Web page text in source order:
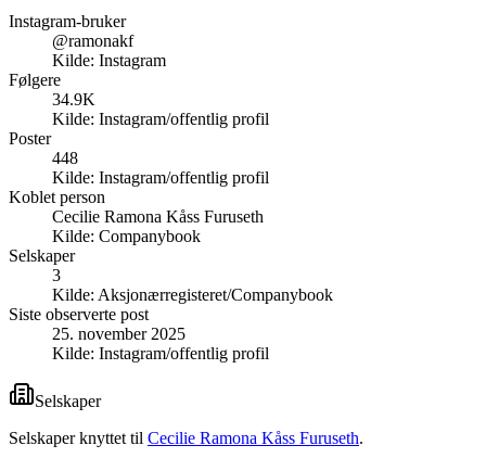
Instagram-bruker
@ramonakf
Kilde: Instagram
Følgere
34.9K
Kilde: Instagram/offentlig profil
Poster
448
Kilde: Instagram/offentlig profil
Koblet person
Cecilie Ramona Kåss Furuseth
Kilde: Companybook
Selskaper
3
Kilde: Aksjonærregisteret/Companybook
Siste observerte post
25. november 2025
Kilde: Instagram/offentlig profil
Selskaper
Selskaper knyttet til Cecilie Ramona Kåss Furuseth.